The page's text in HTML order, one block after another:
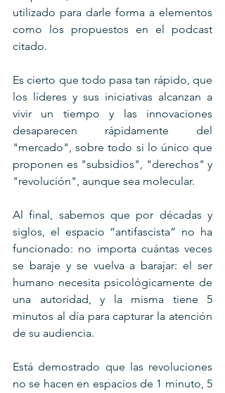
utilizado para darle forma a elementos
como los propuestos en el podcast
citado.
Es cierto que todo pasa tan rápido, que
los líderes y sus iniciativas alcanzan a
vivir un tiempo y las innovaciones
desaparecen rápidamente del
"mercado", sobre todo si lo único que
proponen es "subsidios", "derechos" y
"revolución", aunque sea molecular.
Al final, sabemos que por décadas y
siglos, el espacio “antifascista” no ha
funcionado: no importa cuántas veces
se baraje y se vuelva a barajar: el ser
humano necesita psicológicamente de
una autoridad, y la misma tiene 5
minutos al día para capturar la atención
de su audiencia.
Está demostrado que las revoluciones
no se hacen en espacios de 1 minuto, 5